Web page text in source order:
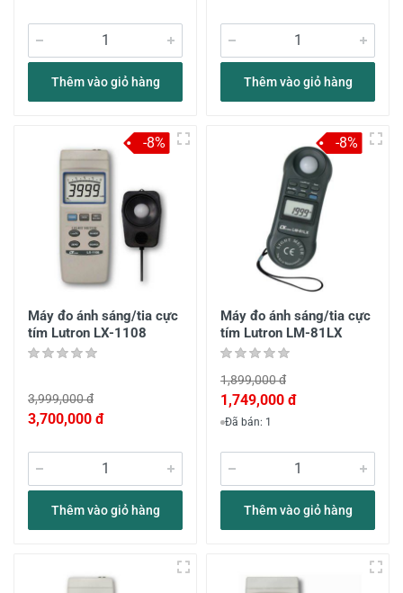
Thêm vào giỏ hàng Thêm vào giỏ hàng
Máy đo ánh sáng/tia cực
tím Lutron LX-1108
3,999,000 đ
3,700,000 đ
Thêm vào giỏ hàng
-8%
Máy đo ánh sáng/tia cực
tím Lutron LM-81LX
1,899,000 đ
1,749,000 đ
Đã bán: 1
Thêm vào giỏ hàng
-8%